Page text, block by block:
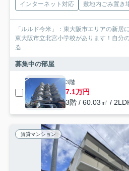
インターネット対応
敷地内ごみ置き
「ルルド今米」：東大阪市エリアの新居
東大阪市立北宮小学校があります！自分
る
募集中の部屋
3階
7.1万円
3階 / 60.03㎡ /
賃貸マンション